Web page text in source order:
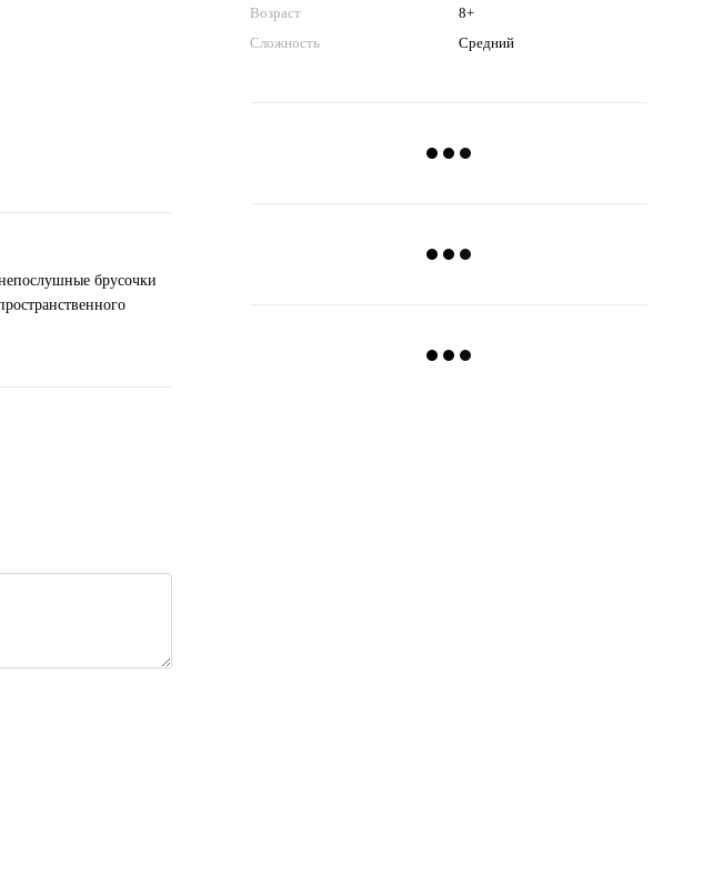
Возраст
8+
Сложность
Средний
брусочки